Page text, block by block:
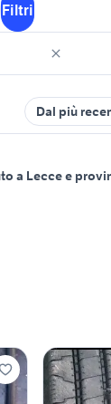
Filtri
Dal più
a Lecce e